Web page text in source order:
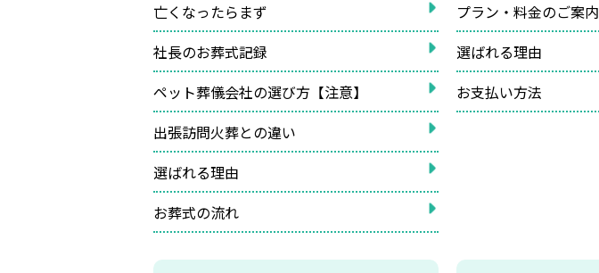
亡くなったらまず
社長のお葬式記録
ペット葬儀会社の選び方【注意】
出張訪問火葬との違い
選ばれる理由
お葬式の流れ
プラン・料金のご案内
選ばれる理由
お支払い方法